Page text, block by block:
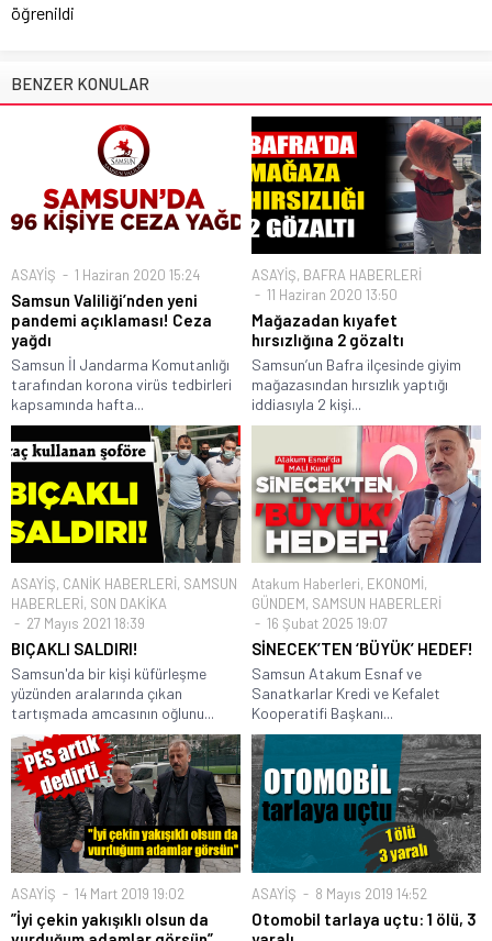
öğrenildi
BENZER KONULAR
ASAYİŞ 1 Haziran 2020 15:24
Samsun Valiliği’nden yeni
pandemi açıklaması! Ceza
yağdı
Samsun İl Jandarma Komutanlığı
tarafından korona virüs tedbirleri
kapsamında hafta...
ASAYİŞ, BAFRA HABERLERİ
11 Haziran 2020 13:50
Mağazadan kıyafet
hırsızlığına 2 gözaltı
Samsun’un Bafra ilçesinde giyim
mağazasından hırsızlık yaptığı
iddiasıyla 2 kişi...
ASAYİŞ, CANİK HABERLERİ, SAMSUN
HABERLERİ, SON DAKİKA
27 Mayıs 2021 18:39
BIÇAKLI SALDIRI!
Samsun'da bir kişi küfürleşme
yüzünden aralarında çıkan
tartışmada amcasının oğlunu...
Atakum Haberleri, EKONOMİ,
GÜNDEM, SAMSUN HABERLERİ
16 Şubat 2025 19:07
SİNECEK’TEN ‘BÜYÜK’ HEDEF!
Samsun Atakum Esnaf ve
Sanatkarlar Kredi ve Kefalet
Kooperatifi Başkanı...
ASAYİŞ 14 Mart 2019 19:02
”İyi çekin yakışıklı olsun da
ASAYİŞ 8 Mayıs 2019 14:52
Otomobil tarlaya uçtu: 1 ölü, 3